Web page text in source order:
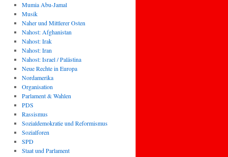
Mumia Abu-Jamal
Musik
Naher und Mittlerer Osten
Nahost: Afghanistan
Nahost: Irak
Nahost: Iran
Nahost: Israel / Palästina
Neue Rechte in Europa
Nordamerika
Organisation
Parlament & Wahlen
PDS
Rassismus
Sozialdemokratie und Reformismus
Sozialforen
SPD
Staat und Parlament